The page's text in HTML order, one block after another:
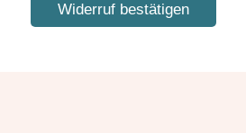
Widerruf bestätigen